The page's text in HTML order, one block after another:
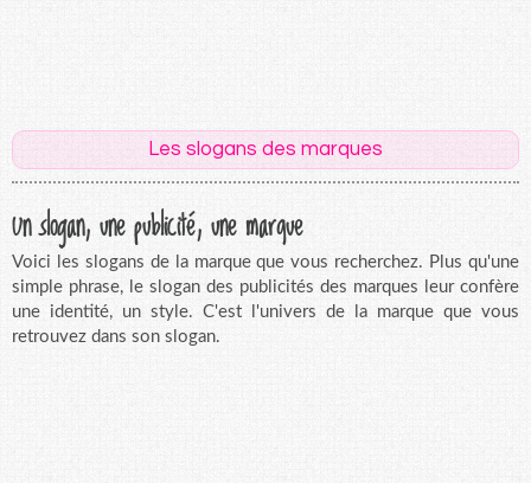
Les slogans des marques
Un slogan, une publicité, une marque
Voici les slogans de la marque que vous recherchez. Plus qu'une
simple phrase, le slogan des publicités des marques leur confère
une identité, un style. C'est l'univers de la marque que vous
retrouvez dans son slogan.